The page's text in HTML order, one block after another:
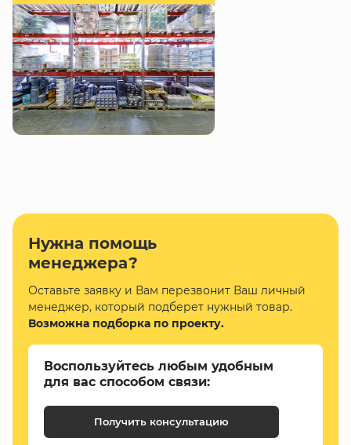
Нужна помощь
менеджера?
Оставьте заявку и Вам перезвонит Ваш личный
менеджер, который подберет нужный товар.
Возможна подборка по проекту.
Воспользуйтесь любым удобным
для вас способом связи:
Получить консультацию